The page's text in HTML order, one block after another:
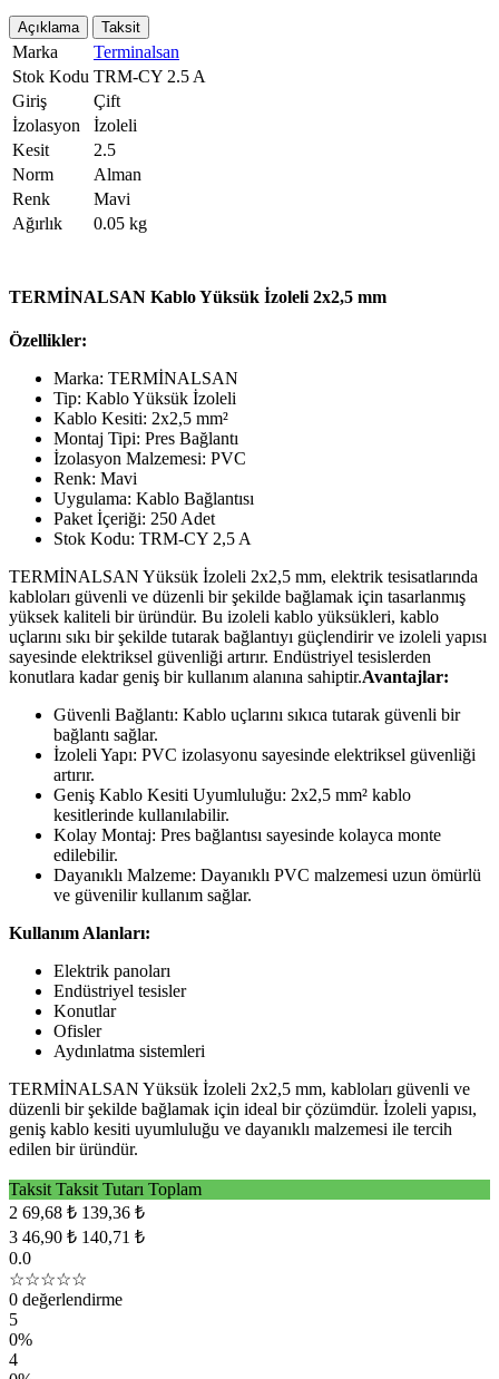
Açıklama Taksit
Marka
Terminalsan
Stok Kodu TRM-CY 2.5 A
Giriş
Çift
İzolasyon
İzoleli
Kesit
2.5
Norm
Alman
Renk
Mavi
Ağırlık
0.05 kg
TERMİNALSAN Kablo Yüksük İzoleli 2x2,5 mm
Özellikler:
Marka: TERMİNALSAN
Tip: Kablo Yüksük İzoleli
Kablo Kesiti: 2x2,5 mm²
Montaj Tipi: Pres Bağlantı
İzolasyon Malzemesi: PVC
Renk: Mavi
Uygulama: Kablo Bağlantısı
Paket İçeriği: 250 Adet
Stok Kodu: TRM-CY 2,5 A
TERMİNALSAN Yüksük İzoleli 2x2,5 mm, elektrik tesisatlarında
kabloları güvenli ve düzenli bir şekilde bağlamak için tasarlanmış
yüksek kaliteli bir üründür. Bu izoleli kablo yüksükleri, kablo
uçlarını sıkı bir şekilde tutarak bağlantıyı güçlendirir ve izoleli yapısı
sayesinde elektriksel güvenliği artırır. Endüstriyel tesislerden
konutlara kadar geniş bir kullanım alanına sahiptir.Avantajlar:
Güvenli Bağlantı: Kablo uçlarını sıkıca tutarak güvenli bir
bağlantı sağlar.
İzoleli Yapı: PVC izolasyonu sayesinde elektriksel güvenliği
artırır.
Geniş Kablo Kesiti Uyumluluğu: 2x2,5 mm² kablo
kesitlerinde kullanılabilir.
Kolay Montaj: Pres bağlantısı sayesinde kolayca monte
edilebilir.
Dayanıklı Malzeme: Dayanıklı PVC malzemesi uzun ömürlü
ve güvenilir kullanım sağlar.
Kullanım Alanları:
Elektrik panoları
Endüstriyel tesisler
Konutlar
Ofisler
Aydınlatma sistemleri
TERMİNALSAN Yüksük İzoleli 2x2,5 mm, kabloları güvenli ve
düzenli bir şekilde bağlamak için ideal bir çözümdür. İzoleli yapısı,
geniş kablo kesiti uyumluluğu ve dayanıklı malzemesi ile tercih
edilen bir üründür.
Taksit Taksit Tutarı Toplam
2 69,68 ₺ 139,36 ₺
3 46,90 ₺ 140,71 ₺
0.0
☆☆☆☆☆
0 değerlendirme
5
0%
4